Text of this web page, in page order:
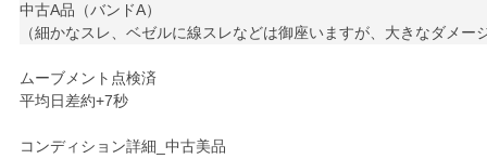
中古A品（バンドA）
（細かなスレ、ベゼルに線スレなどは御座いますが、大きなダメ
ムーブメント点検済
平均日差約+7秒
コンディション詳細_中古美品